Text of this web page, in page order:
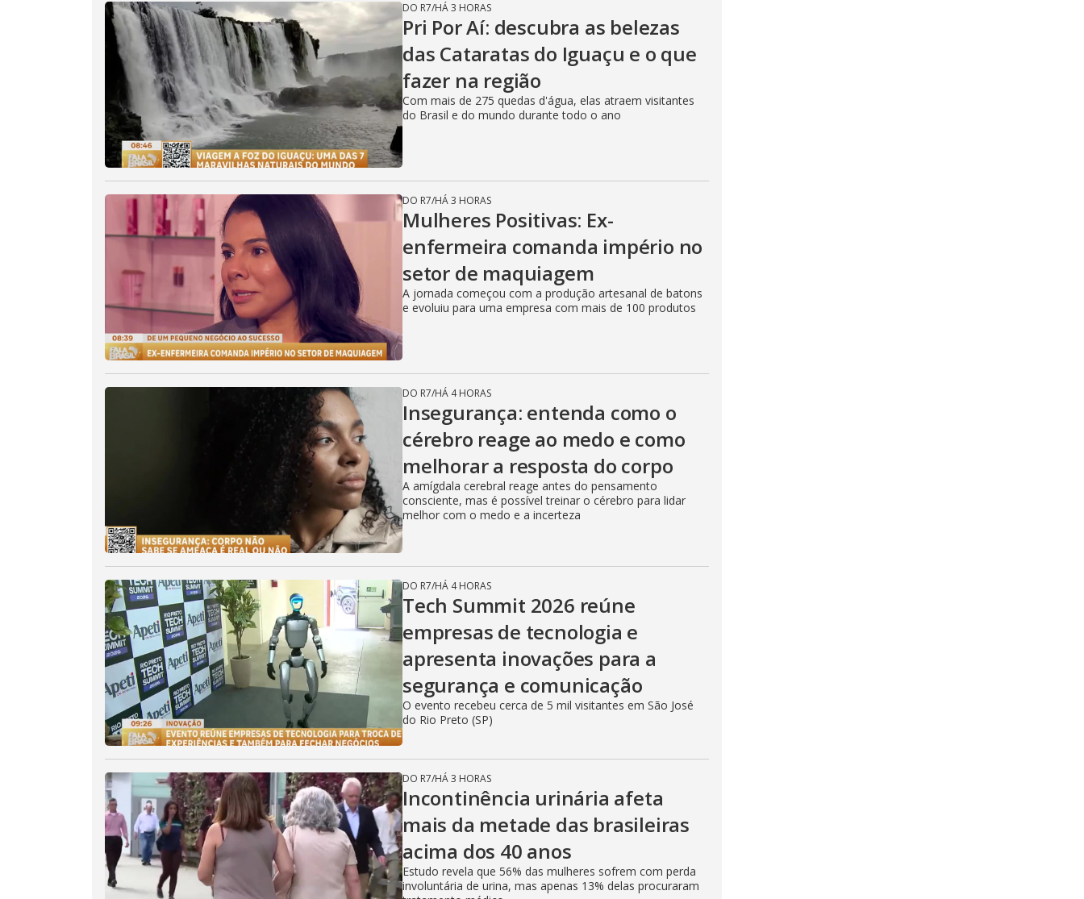
DO R7/HÁ 3 HORAS
Pri Por Aí: descubra as belezas
das Cataratas do Iguaçu e o que
fazer na região
Com mais de 275 quedas d'água, elas atraem visitantes
do Brasil e do mundo durante todo o ano
DO R7/HÁ 3 HORAS
Mulheres Positivas: Ex-
enfermeira comanda império no
setor de maquiagem
A jornada começou com a produção artesanal de batons
e evoluiu para uma empresa com mais de 100 produtos
DO R7/HÁ 4 HORAS
Insegurança: entenda como o
cérebro reage ao medo e como
melhorar a resposta do corpo
A amígdala cerebral reage antes do pensamento
consciente, mas é possível treinar o cérebro para lidar
melhor com o medo e a incerteza
DO R7/HÁ 4 HORAS
Tech Summit 2026 reúne
empresas de tecnologia e
apresenta inovações para a
segurança e comunicação
O evento recebeu cerca de 5 mil visitantes em São José
do Rio Preto (SP)
DO R7/HÁ 3 HORAS
Incontinência urinária afeta
mais da metade das brasileiras
acima dos 40 anos
Estudo revela que 56% das mulheres sofrem com perda
involuntária de urina, mas apenas 13% delas procuraram